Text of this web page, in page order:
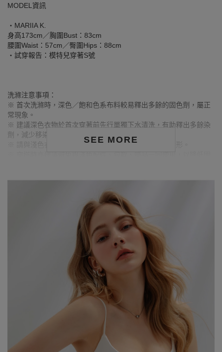
SEE MORE
MODEL資訊
‧MARIIA K.
身高173cm／胸圍Bust：83cm
腰圍Waist：57cm／臀圍Hips：88cm
‧試穿報告：模特兒穿著S號
洗滌注意事項：
※ 首次洗滌時，深色／飽和色系布料較易釋出多餘的固色劑，屬正
常現象。
※ 建議深色衣物於首次穿著前先行單獨下水清洗，有助釋出多餘染
劑，減少移染或掉色風險。
※ 請與淺色衣物分開洗滌，避免互相染色或產生移染情形。